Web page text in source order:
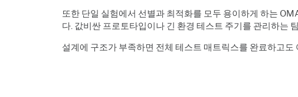
또한 단일 실험에서 선별과 최적화를 모두 용이하게 하는
다. 값비싼 프로토타입이나 긴 환경 테스트 주기를 관리하는
설계에 구조가 부족하면 전체 테스트 매트릭스를 완료하고